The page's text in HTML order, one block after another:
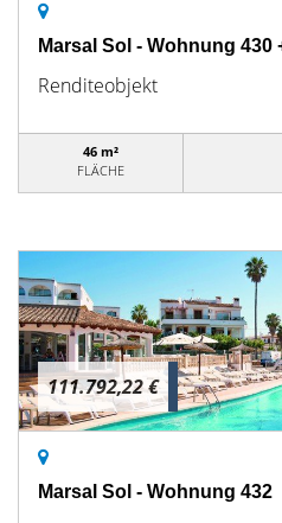
Marsal Sol - Wohnung 430
Renditeobjekt
46 m²
FLÄCHE
111.792,22 €
Marsal Sol - Wohnung 432